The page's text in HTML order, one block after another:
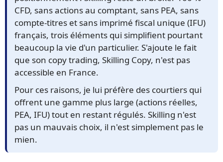
CFD, sans actions au comptant, sans PEA, sans
compte-titres et sans imprimé fiscal unique (IFU)
français, trois éléments qui simplifient pourtant
beaucoup la vie d'un particulier. S'ajoute le fait
que son copy trading, Skilling Copy, n'est pas
accessible en France.
Pour ces raisons, je lui préfère des courtiers qui
offrent une gamme plus large (actions réelles,
PEA, IFU) tout en restant régulés. Skilling n'est
pas un mauvais choix, il n'est simplement pas le
mien.